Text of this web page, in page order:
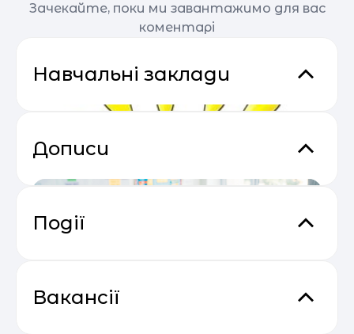
Зачекайте, поки ми завантажимо для вас
коментарі
Навчальні заклади
Дописи
Події
“Святковий Email Boost”
Вакансії